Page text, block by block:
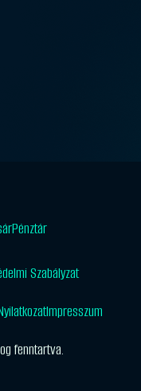
Pénztár
Szabályzat
Impresszum
fenntartva.